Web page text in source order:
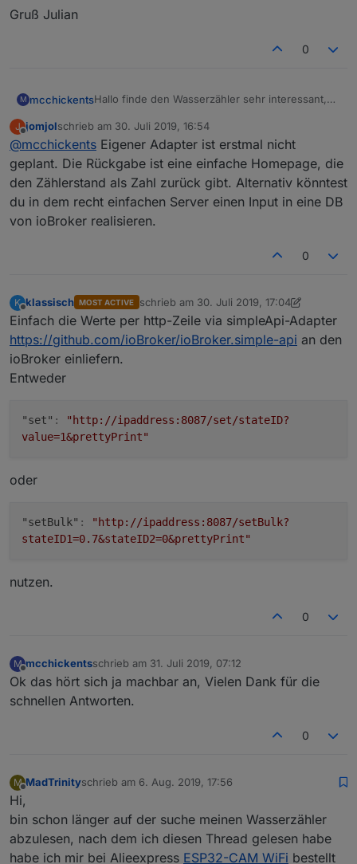
Gruß Julian
0
M mcchickentsHallo finde den Wasserzähler sehr interessant,
Meine erste Frage hierzu wäre ob es geplant ist
einen eigenen Iobroker Adapter für den Sensor
zu erstellen?
Gruß Julian
J
Offline
jomjolschrieb am 30. Juli 2019, 16:54
zuletzt editiert von
@mcchickents Eigener Adapter ist erstmal nicht
geplant. Die Rückgabe ist eine einfache Homepage, die
den Zählerstand als Zahl zurück gibt. Alternativ könntest
du in dem recht einfachen Server einen Input in eine DB
von ioBroker realisieren.
0
K
Offline
klassisch MOST ACTIVE schrieb am 30. Juli 2019, 17:04
zuletzt editiert von klassisch
Einfach die Werte per http-Zeile via simpleApi-Adapter
https://github.com/ioBroker/ioBroker.simple-api an den
ioBroker einliefern.
Entweder
"set" :
"http://ipaddress:8087/set/stateID?
value=1&prettyPrint"
oder
"setBulk" :
"http://ipaddress:8087/setBulk?
stateID1=0.7&stateID2=0&prettyPrint"
nutzen.
0
M
Offline
mcchickentsschrieb am 31. Juli 2019, 07:12
zuletzt editiert von
Ok das hört sich ja machbar an, Vielen Dank für die
schnellen Antworten.
0
M MadTrinityschrieb am 6. Aug. 2019, 17:56
zuletzt editiert von
Hi,
bin schon länger auf der suche meinen Wasserzähler
abzulesen, nach dem ich diesen Thread gelesen habe
habe ich mir bei Alieexpress ESP32-CAM WiFi bestellt